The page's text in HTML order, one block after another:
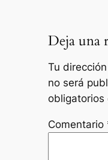
Deja una
Tu
no será
obligatorios
Comentario